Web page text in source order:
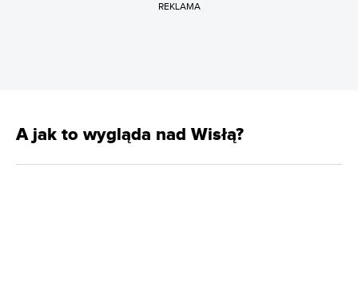
REKLAMA
A jak to wygląda nad Wisłą?